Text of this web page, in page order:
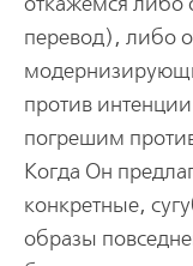
перевод), либо
против
погрешим
Когда Он
конкретные,
образы